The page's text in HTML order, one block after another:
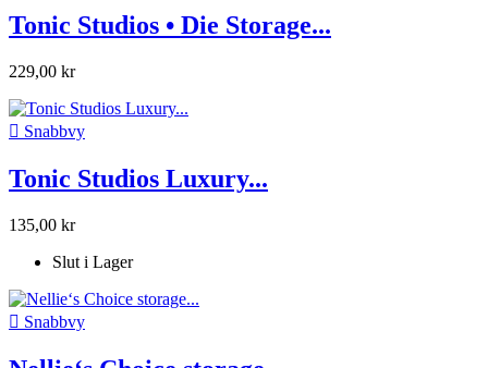
Tonic Studios • Die Storage...
229,00 kr
 Snabbvy
Tonic Studios Luxury...
135,00 kr
Slut i Lager
 Snabbvy